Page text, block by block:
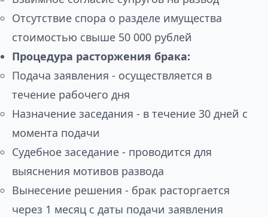
Отсутствие спора о разделе имущества
стоимостью свыше 50 000 рублей
Процедура расторжения брака:
Подача заявления - осуществляется в
течение рабочего дня
Назначение заседания - в течение 30 дней с
момента подачи
Судебное заседание - проводится для
выяснения мотивов развода
Вынесение решения - брак расторгается
через 1 месяц с даты подачи заявления